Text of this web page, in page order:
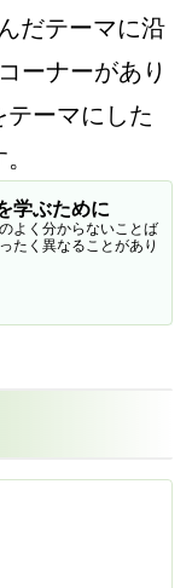
だテーマに沿
ーナーがあり
テーマにした
学ぶために
よく分からないことば
たく異なることがあり